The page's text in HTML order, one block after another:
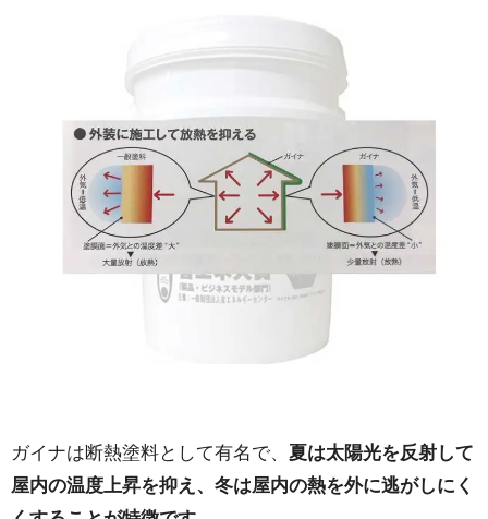
ガイナは断熱塗料として有名で、 夏は太陽光を反射して
屋内の温度上昇を抑え、冬は屋内の熱を外に逃がしにく